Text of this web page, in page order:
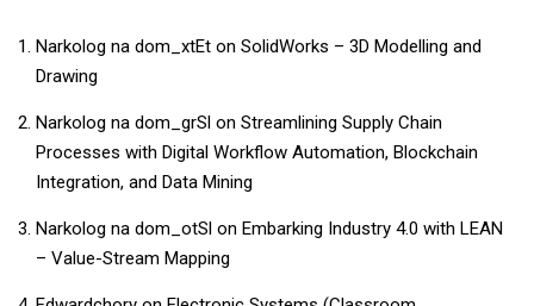
Narkolog na dom_xtEt on SolidWorks – 3D Modelling and
Drawing
Narkolog na dom_grSl on Streamlining Supply Chain
Processes with Digital Workflow Automation, Blockchain
Integration, and Data Mining
Narkolog na dom_otSl on Embarking Industry 4.0 with LEAN
– Value-Stream Mapping